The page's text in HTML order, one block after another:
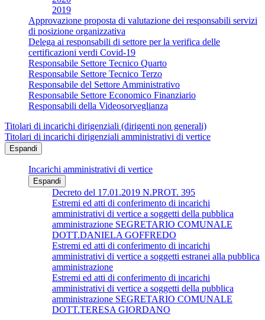
2019
Approvazione proposta di valutazione dei responsabili servizi
di posizione organizzativa
Delega ai responsabili di settore per la verifica delle
certificazioni verdi Covid-19
Responsabile Settore Tecnico Quarto
Responsabile Settore Tecnico Terzo
Responsabile del Settore Amministrativo
Responsabile Settore Economico Finanziario
Responsabili della Videosorveglianza
Titolari di incarichi dirigenziali (dirigenti non generali)
Titolari di incarichi dirigenziali amministrativi di vertice
Espandi
Incarichi amministrativi di vertice
Espandi
Decreto del 17.01.2019 N.PROT. 395
Estremi ed atti di conferimento di incarichi
amministrativi di vertice a soggetti della pubblica
amministrazione SEGRETARIO COMUNALE
DOTT.DANIELA GOFFREDO
Estremi ed atti di conferimento di incarichi
amministrativi di vertice a soggetti estranei alla pubblica
amministrazione
Estremi ed atti di conferimento di incarichi
amministrativi di vertice a soggetti della pubblica
amministrazione SEGRETARIO COMUNALE
DOTT.TERESA GIORDANO